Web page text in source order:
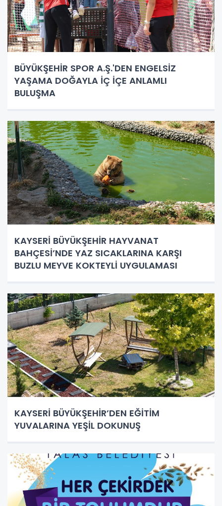
BÜYÜKŞEHİR SPOR A.Ş.'DEN ENGELSİZ
YAŞAMA DOĞAYLA İÇ İÇE ANLAMLI
BULUŞMA
KAYSERİ BÜYÜKŞEHİR HAYVANAT
BAHÇESİ’NDE YAZ SICAKLARINA KARŞI
BUZLU MEYVE KOKTEYLİ UYGULAMASI
KAYSERİ BÜYÜKŞEHİR’DEN EĞİTİM
YUVALARINA YEŞİL DOKUNUŞ